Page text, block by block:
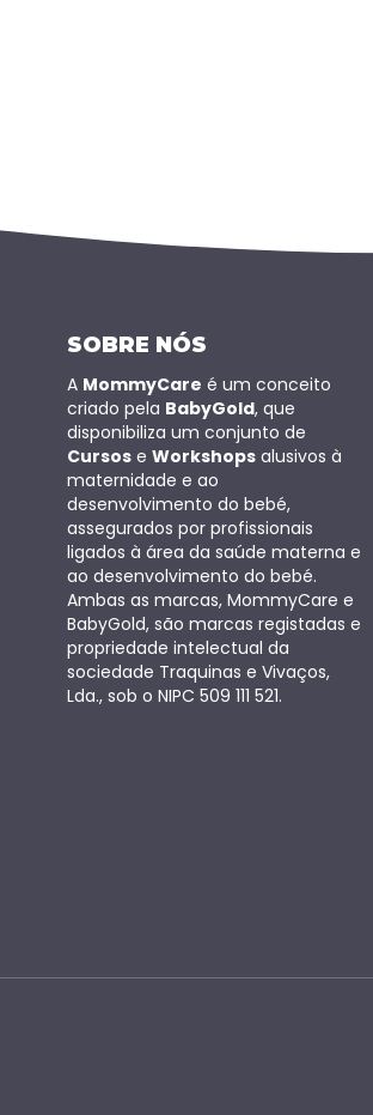
SOBRE NÓS
A MommyCare é um conceito
criado pela BabyGold, que
disponibiliza um conjunto de
Cursose Workshopsalusivos à
maternidade e ao
desenvolvimento do bebé,
assegurados por profissionais
ligados à área da saúde materna e
ao desenvolvimento do bebé.
Ambas as marcas, MommyCare e
BabyGold, são marcas registadas e
propriedade intelectual da
sociedade Traquinas e Vivaços,
Lda., sob o NIPC 509 111 521.